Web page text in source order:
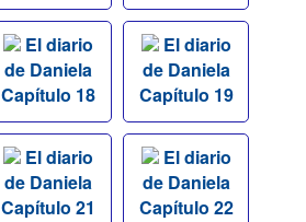
El diario
de Daniela
Capítulo 18
El diario
de Daniela
Capítulo 19
El diario
de Daniela
Capítulo 21
El diario
de Daniela
Capítulo 22